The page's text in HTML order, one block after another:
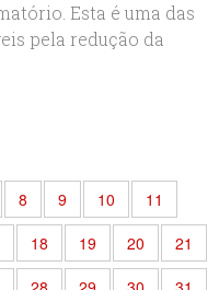
Esta é uma das
pela redução da
8 9 10
11
18 19 20
21